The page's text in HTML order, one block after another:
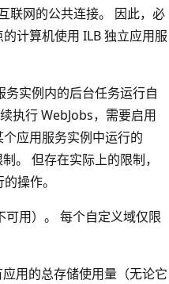
联网的公共连接。 因此，必
计算机使用 ILB 独立应用服
实例内的后台任务运行自
执行 WebJobs，需要启用
应用服务实例中运行的
。 但存在实际上的限制，
操作。
用）。 每个自定义域仅限
用的总存储使用量（无论它